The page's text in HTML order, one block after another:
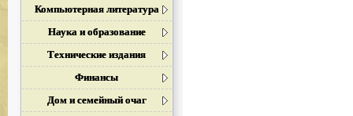
Компьютерная литература
Наука и образование
Технические издания
Финансы
Дом и семейный очаг